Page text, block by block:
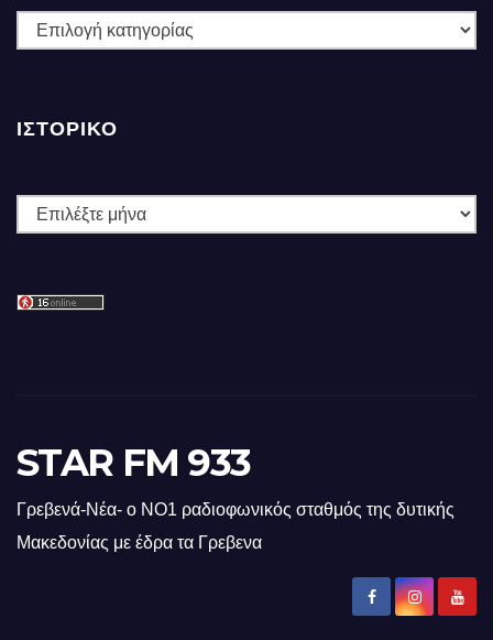
ΚΑΤΗΓΟΡΙΕΣ
ΙΣΤΟΡΙΚΌ
Ιστορικό
STAR FM 933
Γρεβενά-Νέα- ο ΝΟ1 ραδιοφωνικός σταθμός της δυτικής
Μακεδονίας με έδρα τα Γρεβενα